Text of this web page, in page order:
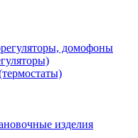
домофоны
изделия